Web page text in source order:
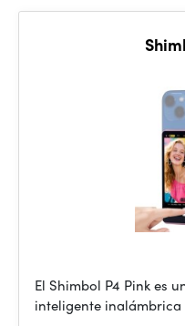
El Shimbol P4 Pink es
inteligente